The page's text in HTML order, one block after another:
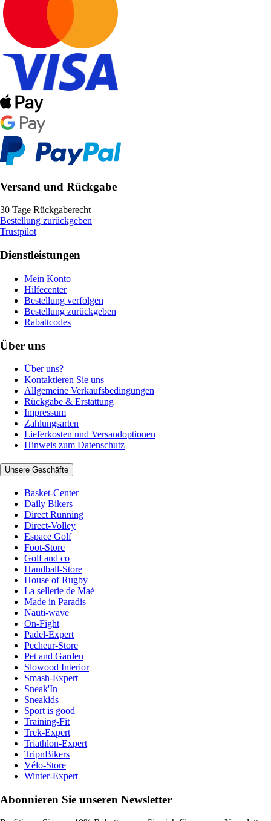
Versand und Rückgabe
30 Tage Rückgaberecht
Bestellung zurückgeben
Trustpilot
Dienstleistungen
Mein Konto
Hilfecenter
Bestellung verfolgen
Bestellung zurückgeben
Rabattcodes
Über uns
Über uns?
Kontaktieren Sie uns
Allgemeine Verkaufsbedingungen
Rückgabe & Erstattung
Impressum
Zahlungsarten
Lieferkosten und Versandoptionen
Hinweis zum Datenschutz
Unsere Geschäfte
Basket-Center
Daily Bikers
Direct Running
Direct-Volley
Espace Golf
Foot-Store
Golf and co
Handball-Store
House of Rugby
La sellerie de Maé
Made in Paradis
Nauti-wave
On-Fight
Padel-Expert
Pecheur-Store
Pet and Garden
Slowood Interior
Smash-Expert
Sneak'In
Sneakids
Sport is good
Training-Fit
Trek-Expert
Triathlon-Expert
TripnBikers
Vélo-Store
Winter-Expert
Abonnieren Sie unseren Newsletter